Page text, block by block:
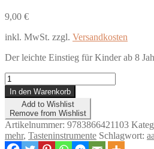
9,00 €
inkl. MwSt. zzgl. Versandkosten
Der leichte Einstieg für Kinder ab 8
Meine
zweite
...
Klavierschule
Menge
In den Warenkorb
Add to Wishlist
Remove from Wishlist
Artikelnummer: 9783866421103
mehr, Tasteninstrumente Schlagwort: